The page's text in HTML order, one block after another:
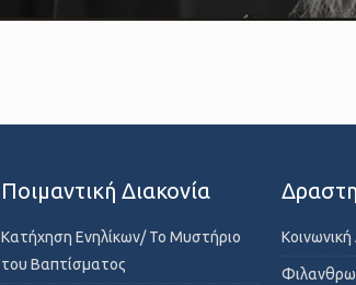
Ποιμαντική Διακονία
Κατήχηση Ενηλίκων/ Το Μυστήριο
του Βαπτίσματος
Κοινωνική